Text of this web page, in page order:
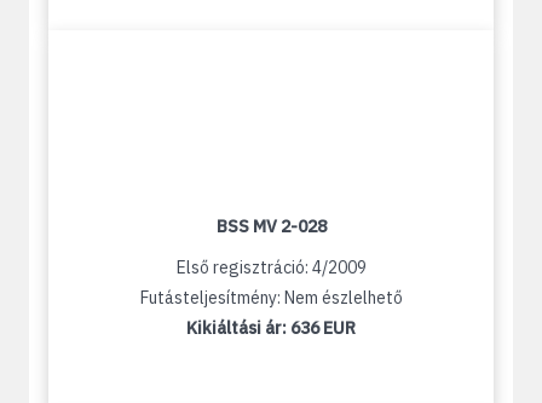
BSS MV 2-028
Első regisztráció: 4/2009
Futásteljesítmény: Nem észlelhető
Kikiáltási ár: 636 EUR